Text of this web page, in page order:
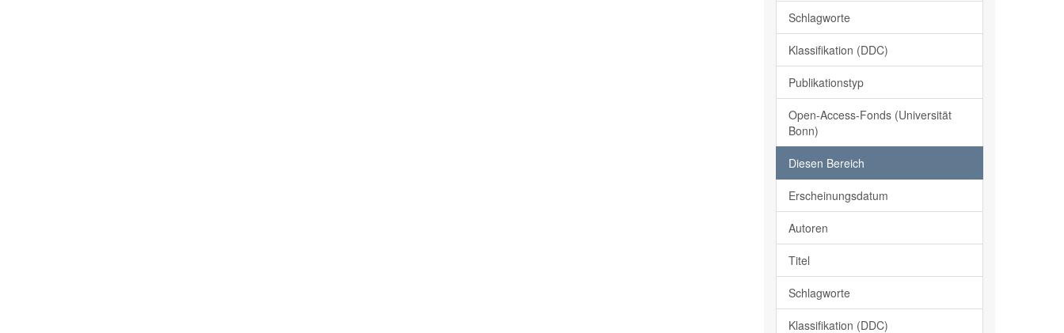
Schlagworte
Klassifikation (DDC)
Publikationstyp
Open-Access-Fonds (Universität
Bonn)
Diesen Bereich
Erscheinungsdatum
Autoren
Titel
Schlagworte
Klassifikation (DDC)